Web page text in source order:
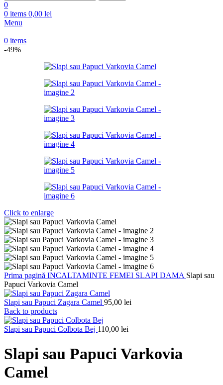
0
0 items 0,00 lei
Menu
0 items
-49%
Click to enlarge
Prima pagină INCALTAMINTE FEMEI SLAPI DAMA Slapi sau
Papuci Varkovia Camel
Slapi sau Papuci Zagara Camel 95,00 lei
Back to products
Slapi sau Papuci Colbota Bej 110,00 lei
Slapi sau Papuci Varkovia
Camel